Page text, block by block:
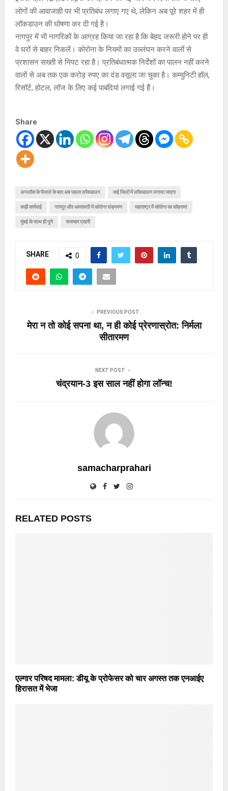
लोगों की आवाजाही पर भी प्रतिबंध लगाए गए थे, लेकिन अब पूरे शहर में ही
लॉकडाउन की घोषणा कर दी गई है।
नागपुर में भी नागरिकों के आग्रह किया जा रहा है कि बेहद जरूरी होने पर ही
वे घरों से बाहर निकलें। कोरोना के नियमों का उल्लंघन करने वालों से
प्रशासन सख्ती से निपट रहा है। प्रतिबंधात्मक निर्देशों का पालन नहीं करने
वालों से अब तक एक करोड़ रुपए का दंड वसूला जा चुका है। कम्युनिटी हॉल,
रिसॉर्ट, होटल, लॉज के लिए कई पाबंदियां लगाई गई हैं।
Share
अनलॉक के फैसले के बाद अब पहला लॉकडाउन कई जिलों में लॉकडाउन लगाया जाएगा
कड़ी कार्रवाई नागपुर और अमरावती में कोरोना संक्रमण महाराष्‍ट्र में कोरोना का कोहराम!
मुंबई के साथ ही पुणे समाचार प्रहरी
SHARE 0
PREVIOUS POST
मेरा न तो कोई सपना था, न ही कोई प्रेरणास्रोत: निर्मला
सीतारमण
NEXT POST
चंद्रयान-3 इस साल नहीं होगा लॉन्च!
samacharprahari
RELATED POSTS
एल्गार परिषद मामला: डीयू के प्रोफेसर को चार अगस्त तक एनआईए
हिरासत में भेजा